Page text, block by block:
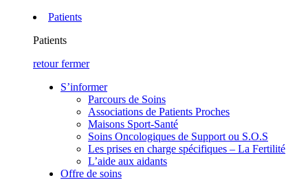
Patients
Patients
retour fermer
S’informer
Parcours de Soins
Associations de Patients Proches
Maisons Sport-Santé
Soins Oncologiques de Support ou S.O.S
Les prises en charge spécifiques – La Fertilité
L’aide aux aidants
Offre de soins